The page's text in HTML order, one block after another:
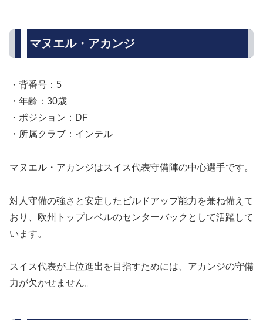
マヌエル・アカンジ
・背番号：5
・年齢：30歳
・ポジション：DF
・所属クラブ：インテル
マヌエル・アカンジはスイス代表守備陣の中心選手です。
対人守備の強さと安定したビルドアップ能力を兼ね備えて
おり、欧州トップレベルのセンターバックとして活躍して
います。
スイス代表が上位進出を目指すためには、アカンジの守備
力が欠かせません。